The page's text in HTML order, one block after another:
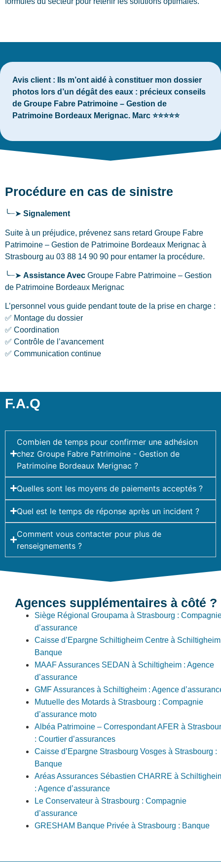
Avis client : Ils m’ont aidé à constituer mon dossier
photos lors d’un dégât des eaux : précieux conseils
de Groupe Fabre Patrimoine – Gestion de
Patrimoine Bordeaux Merignac. Marc ⭐⭐⭐⭐⭐
Procédure en cas de sinistre
╰┈➤ Signalement
Suite à un préjudice, prévenez sans retard Groupe Fabre
Patrimoine – Gestion de Patrimoine Bordeaux Merignac à
Strasbourg au 03 88 14 90 90 pour entamer la procédure.
╰┈➤ Assistance Avec Groupe Fabre Patrimoine – Gestion
de Patrimoine Bordeaux Merignac
L’personnel vous guide pendant toute de la prise en charge :
✅ Montage du dossier
✅ Coordination
✅ Contrôle de l’avancement
✅ Communication continue
F.A.Q
Combien de temps pour confirmer une adhésion
chez Groupe Fabre Patrimoine - Gestion de
Patrimoine Bordeaux Merignac ?
Quelles sont les moyens de paiements acceptés ?
Quel est le temps de réponse après un incident ?
Comment vous contacter pour plus de
renseignements ?
Agences supplémentaires à côté ?
Siège Régional Groupama à Strasbourg :
d’assurance
Caisse d’Epargne Schiltigheim Centre à
Banque
MAAF Assurances SEDAN à Schiltigheim : Agence
d’assurance
GMF Assurances à Schiltigheim : Agence
Mutuelle des Motards à Strasbourg : Compagnie
d’assurance moto
Albéa Patrimoine – Correspondant AFER à
: Courtier d’assurances
Caisse d’Epargne Strasbourg Vosges à Strasbourg :
Banque
Aréas Assurances Sébastien CHARRE à
: Agence d’assurance
Le Conservateur à Strasbourg : Compagnie
d’assurance
GRESHAM Banque Privée à Strasbourg : Banque